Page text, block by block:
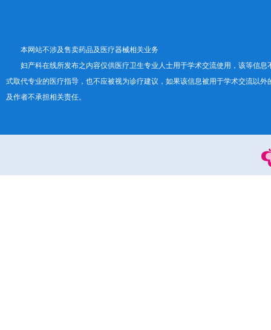
本网站不涉及售卖药品及医疗器械相关业务
妇产科在线所发布之内容仅供医疗卫生专业人士用于学术交流使用，该等信息
式取代专业的医疗指导，也不应被视为诊疗建议，如果该信息被用于学术交流以外
及作者不承担相关责任。